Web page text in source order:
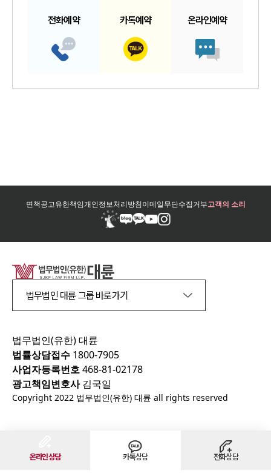
온라인상담 카톡상담 전화상담
전화예약 카톡예약 온라인예약
면책공고유한책임개인정보처리방침이메일무단수집거부고객의 소리
법무법인 대륜 그룹 바로가기
법무법인(유한) 대륜
법률상담접수 1800-7905
사업자등록번호468-81-02178
광고책임변호사김국일
Copyright 2022 법무법인(유한) 대륜 all rights reserved
법무법인의 주요 상담지역
대전광역시 동구, 중구, 서구, 유성구, 대덕구